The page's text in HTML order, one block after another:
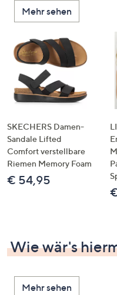
Mehr sehen
SKECHERS Damen-
Sandale Lifted
Comfort verstellbare
Riemen Memory Foam
€ 54,95
Wie wär's
Mehr sehen